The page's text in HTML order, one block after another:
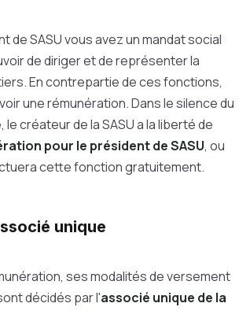
de SASU vous avez un mandat social
de diriger et de représenter la
En contrepartie de ces fonctions,
une rémunération. Dans le silence du
créateur de la SASU a la liberté de
pour le président de SASU, ou
cette fonction gratuitement.
unique
ses modalités de versement
décidés par l'associé unique de la